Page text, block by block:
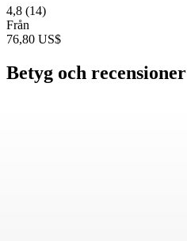
4,8 (14)
Från
76,80 US$
Betyg och recensioner